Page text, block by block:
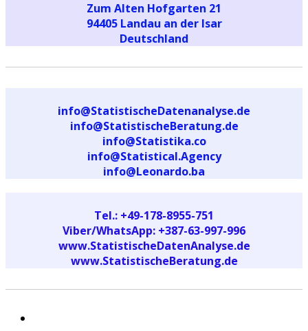
Zum Alten Hofgarten 21
94405 Landau an der Isar
Deutschland
info@StatistischeDatenanalyse.de
info@StatistischeBeratung.de
info@Statistika.co
info@Statistical.Agency
info@Leonardo.ba
Tel.: +49-178-8955-751
Viber/WhatsApp: +387-63-997-996
www.StatistischeDatenAnalyse.de
www.StatistischeBeratung.de